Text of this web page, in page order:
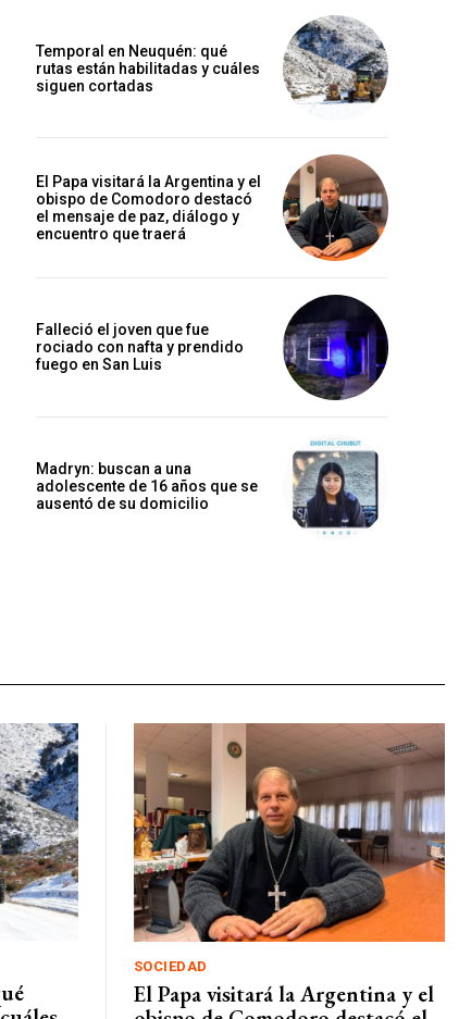
Temporal en Neuquén: qué
rutas están habilitadas y cuáles
siguen cortadas
El Papa visitará la Argentina y el
obispo de Comodoro destacó
el mensaje de paz, diálogo y
encuentro que traerá
Falleció el joven que fue
rociado con nafta y prendido
fuego en San Luis
Madryn: buscan a una
adolescente de 16 años que se
ausentó de su domicilio
SOCIEDAD
El Papa visitará la Argentina y el